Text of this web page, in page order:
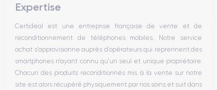
Haut parleur
Bouton Home
Bluetooth
WiFi
Réseau
Vibreur
Prise USB
Expertise
Certideal est une entreprise française de vente et de
reconditionnement de téléphones mobiles. Notre service
achat s’approvisionne auprès d’opérateurs qui reprennent des
smartphones n’ayant connu qu’un seul et unique propriétaire.
Chacun des produits reconditionnés mis à la vente sur notre
site est alors récupéré physiquement par nos soins et suit dans